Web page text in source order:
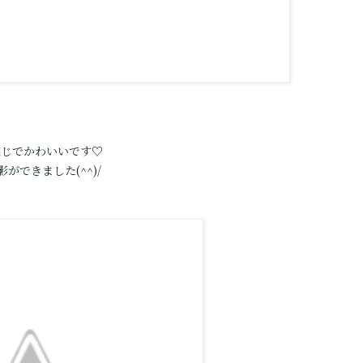
でかわいいです♡
ができました(^^)/